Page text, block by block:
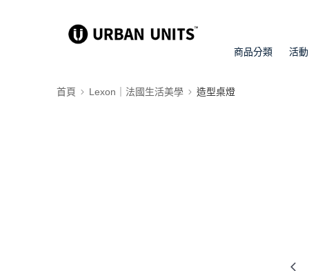
商品分類 活動
首頁 Lexon｜法國生活美學 造型桌燈